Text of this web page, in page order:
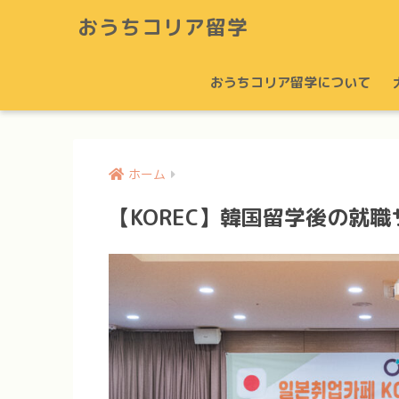
おうちコリア留学
おうちコリア留学について
ホーム
【KOREC】韓国留学後の就